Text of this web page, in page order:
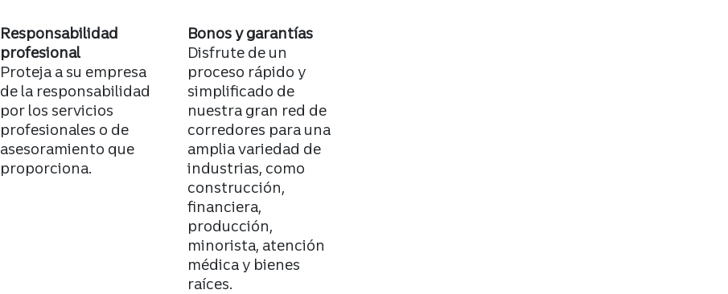
Responsabilidad
profesional
Proteja a su empresa
de la responsabilidad
por los servicios
profesionales o de
asesoramiento que
proporciona.
Bonos y garantías
Disfrute de un
proceso rápido y
simplificado de
nuestra gran red de
corredores para una
amplia variedad de
industrias, como
construcción,
financiera,
producción,
minorista, atención
médica y bienes
raíces.